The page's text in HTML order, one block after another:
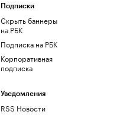
Подписки
Скрыть баннеры
на РБК
Подписка на РБК
Корпоративная
подписка
Уведомления
RSS Новости